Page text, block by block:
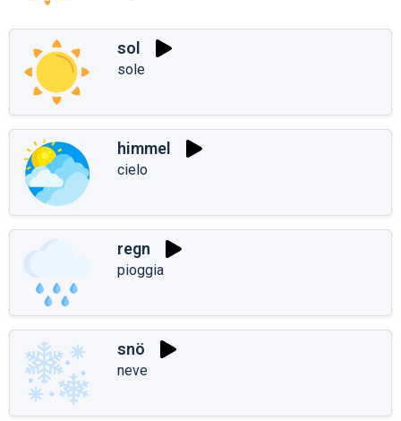
sol
sole
himmel
cielo
regn
pioggia
snö
neve